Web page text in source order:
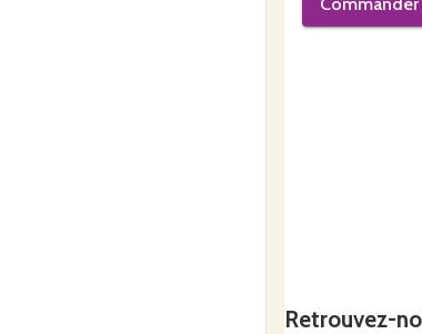
Merci pour votre
Retrouvez-